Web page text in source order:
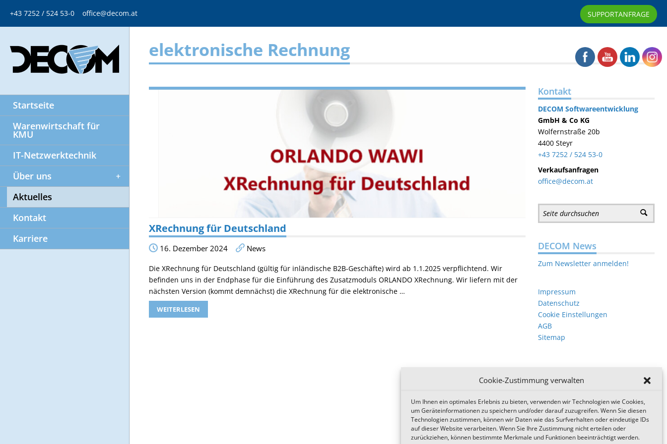
Cookie-Zustimmung verwalten
Um Ihnen ein optimales Erlebnis zu bieten, verwenden wir Technologien wie Cookies,
um Geräteinformationen zu speichern und/oder darauf zuzugreifen. Wenn Sie diesen
Technologien zustimmen, können wir Daten wie das Surfverhalten oder eindeutige IDs
auf dieser Website verarbeiten. Wenn Sie Ihre Zustimmung nicht erteilen oder
zurückziehen, können bestimmte Merkmale und Funktionen beeinträchtigt werden.
+43 7252 / 524 53-0 office@decom.at SUPPORTANFRAGE
Startseite
Warenwirtschaft für
KMU
IT-Netzwerktechnik
Über uns
Aktuelles
Kontakt
Karriere
elektronische Rechnung
XRechnung für Deutschland
16. Dezember 2024 News
Die XRechnung für Deutschland (gültig für inländische B2B-Geschäfte) wird ab 1.1.2025 verpflichtend. Wir
befinden uns in der Endphase für die Einführung des Zusatzmoduls ORLANDO XRechnung. Wir liefern mit der
nächsten Version (kommt demnächst) die XRechnung für die elektronische …
WEITERLESEN
Kontakt
DECOM Softwareentwicklung
GmbH & Co KG
Wolfernstraße 20b
4400 Steyr
+43 7252 / 524 53-0
Verkaufsanfragen
office@decom.at
DECOM News
Zum Newsletter anmelden!
Impressum
Datenschutz
Cookie Einstellungen
AGB
Sitemap